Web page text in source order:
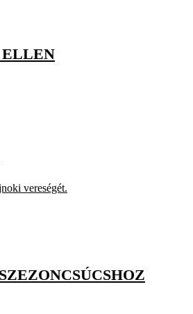
ELLEN
vereségét.